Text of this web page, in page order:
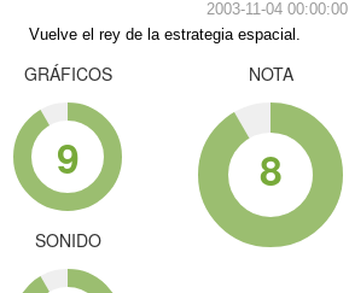
2003-11-04 00:00:00
Vuelve el rey de la estrategia espacial.
GRÁFICOS
9
SONIDO
NOTA
8